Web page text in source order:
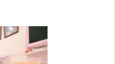
します